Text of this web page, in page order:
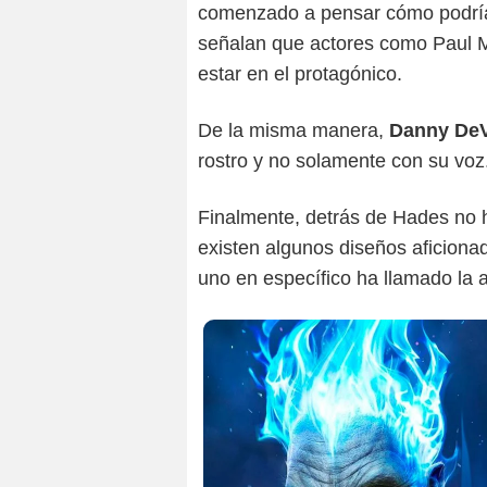
comenzado a pensar cómo
señalan que actores como Paul
estar en el protagónico.
De la misma manera, Danny
rostro y no solamente con su
Finalmente, detrás de Hades
existen algunos diseños
uno en específico ha llamado la